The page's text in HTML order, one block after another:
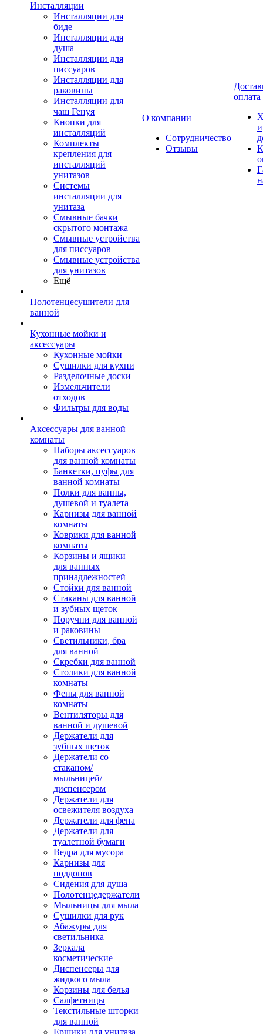
Инсталляции
Инсталляции для
биде
Инсталляции для
душа
Инсталляции для
писсуаров
Инсталляции для
раковины
Инсталляции для
чаш Генуя
Кнопки для
инсталляций
Комплекты
крепления для
инсталляций
унитазов
Системы
инсталляции для
унитаза
Смывные бачки
скрытого монтажа
Смывные устройства
для писсуаров
Смывные устройства
для унитазов
Ещё
Полотенцесушители для
ванной
Кухонные мойки и
аксессуары
Кухонные мойки
Сушилки для кухни
Разделочные доски
Измельчители
отходов
Фильтры для воды
Аксессуары для ванной
комнаты
Наборы аксессуаров
для ванной комнаты
Банкетки, пуфы для
ванной комнаты
Полки для ванны,
душевой и туалета
Карнизы для ванной
комнаты
Коврики для ванной
комнаты
Корзины и ящики
для ванных
принадлежностей
Стойки для ванной
Стаканы для ванной
и зубных щеток
Поручни для ванной
и раковины
Светильники, бра
для ванной
Скребки для ванной
Столики для ванной
комнаты
Фены для ванной
комнаты
Вентиляторы для
ванной и душевой
Держатели для
зубных щеток
Держатели со
стаканом/
мыльницей/
диспенсером
Держатели для
освежителя воздуха
Держатели для фена
Держатели для
туалетной бумаги
Ведра для мусора
Карнизы для
поддонов
Сидения для душа
Полотенцедержатели
Мыльницы для мыла
Сушилки для рук
Абажуры для
светильника
Зеркала
косметические
Диспенсеры для
жидкого мыла
Корзины для белья
Салфетницы
Текстильные шторки
для ванной
Ершики для унитаза
О компании
Сотрудничество
Отзывы
оплата
и